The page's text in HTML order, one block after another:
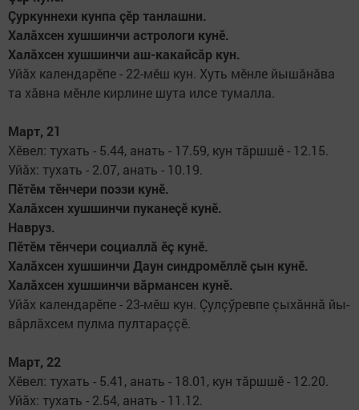
Çуркуннехи кунпа çӗр тан­лашни.
Халăхсен хушшинчи астро­логи кунӗ.
Халăхсен хушшинчи аш-какайсăр кун.
Уйăх календарӗпе - 22-мӗш кун. Хуть мӗнле йышăнăва
та хăвна мӗнле кирлине шута илсе тумалла.
Март, 21
Хӗвел: тухать - 5.44, анать - 17.59, кун тăршшӗ - 12.15.
Уйăх: тухать - 2.07, анать - 10.19.
Пӗтӗм тӗнчери поэзи кунӗ.
Халăхсен хушшинчи пука­не­çӗ кунӗ.
Навруз.
Пӗтӗм тӗнчери социаллă ӗç кунӗ.
Халăхсен хушшинчи Даун синдромӗллӗ çын кунӗ.
Халăхсен хушшинчи вăр­мансен кунӗ.
Уйăх календарӗпе - 23-мӗш кун. Çул­çӳревпе çыхăннă йы­
вăрлăхсем пулма пултараççӗ.
Март, 22
Хӗвел: тухать - 5.41, анать - 18.01, кун тăршшӗ - 12.20.
Уйăх: тухать - 2.54, анать - 11.12.